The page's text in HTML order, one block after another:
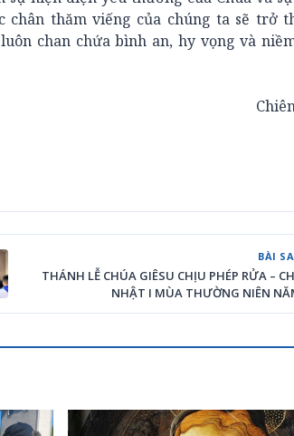
chân thăm viếng của chúng ta sẽ trở
chan chứa bình an, hy vọng và
BÀI
THÁNH LỄ CHÚA GIÊSU CHỊU PHÉP RỬA –
NHẬT I MÙA THƯỜNG NIÊN